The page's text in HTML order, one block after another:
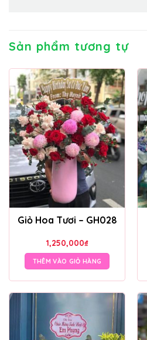
Sản phẩm tương tự
Giỏ Hoa Tươi – GH028
1,250,000₫
THÊM VÀO GIỎ HÀNG